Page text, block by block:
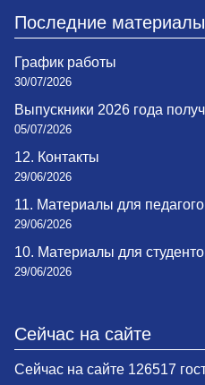
Последние материалы
График работы
30/07/2026
Выпускники 2026 года
05/07/2026
12. Контакты
29/06/2026
11. Материалы для
29/06/2026
10. Материалы для
29/06/2026
Сейчас на сайте
Сейчас на сайте 126517